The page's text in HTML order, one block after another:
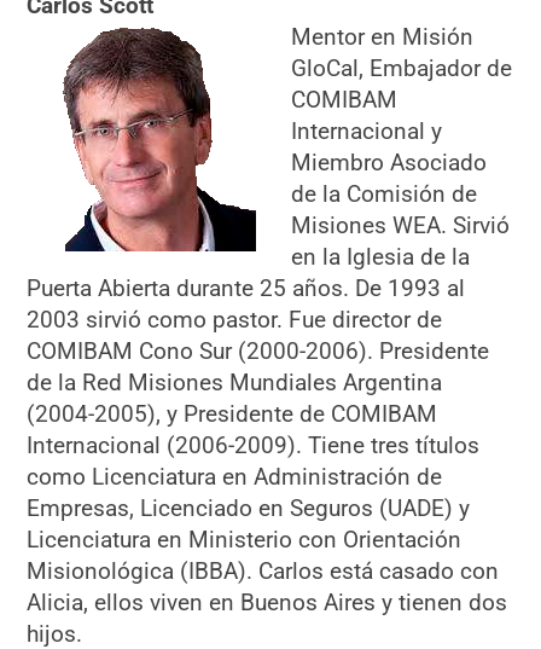
Mentor en Misión
GloCal, Embajador de
COMIBAM
Internacional y
Miembro Asociado
de la Comisión de
Misiones WEA. Sirvió
en la Iglesia de la
Puerta Abierta durante 25 años. De 1993 al
2003 sirvió como pastor. Fue director de
COMIBAM Cono Sur (2000-2006). Presidente
de la Red Misiones Mundiales Argentina
(2004-2005), y Presidente de COMIBAM
Internacional (2006-2009). Tiene tres títulos
como Licenciatura en Administración de
Empresas, Licenciado en Seguros (UADE) y
Licenciatura en Ministerio con Orientación
Misionológica (IBBA). Carlos está casado con
Alicia, ellos viven en Buenos Aires y tienen dos
hijos.